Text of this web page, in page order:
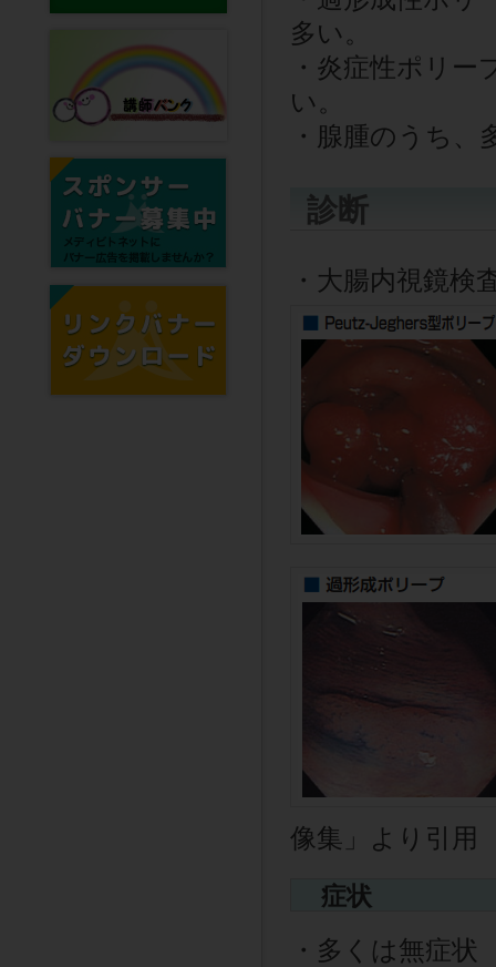
多い。
・炎症性ポリ
い。
・腺腫のうち
診断
・大腸内視鏡検
像集」より引用
症状
・多くは無症状